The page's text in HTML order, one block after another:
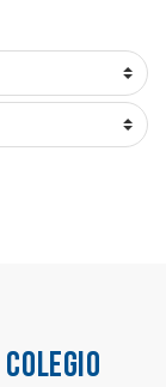
COLEGIO